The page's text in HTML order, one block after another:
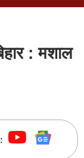
: मशाल